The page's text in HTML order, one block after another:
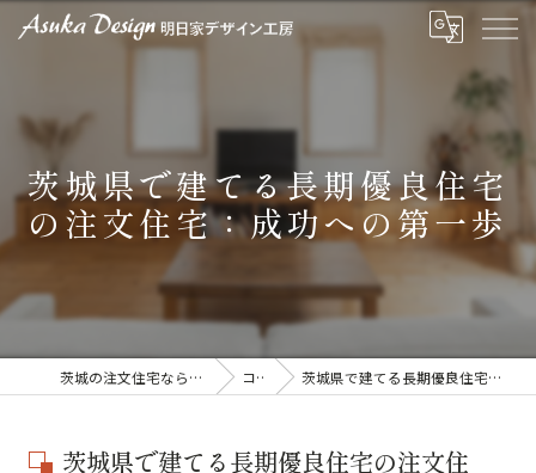
茨城県で建てる長期優良住宅
の注文住宅：成功への第一歩
茨城の注文住宅なら明日家デザイン工房 コラム 茨城県で建てる長期優良住宅の注文住宅：成功への第一歩
茨城県で建てる長期優良住宅の注文住